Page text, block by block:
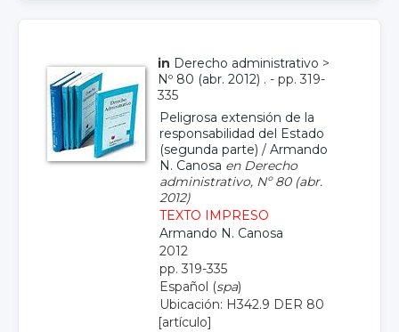
in Derecho administrativo >
Nº 80 (abr. 2012) . - pp. 319-
335
Peligrosa extensión de la
responsabilidad del Estado
(segunda parte) / Armando
N. Canosa en Derecho
administrativo, Nº 80 (abr.
2012)
TEXTO IMPRESO
Armando N. Canosa
2012
pp. 319-335
Español (spa)
Ubicación: H342.9 DER 80
[artículo]